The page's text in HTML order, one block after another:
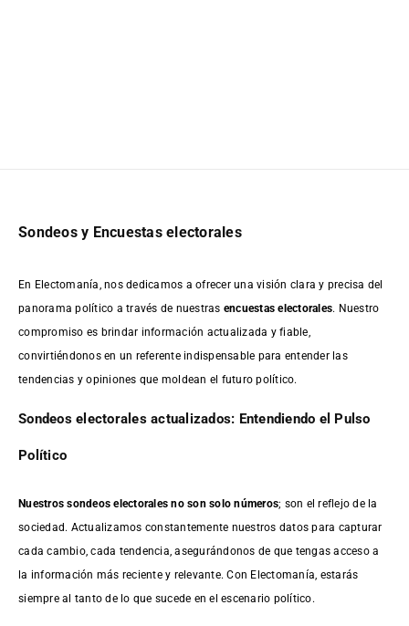
Sondeos y Encuestas electorales
En Electomanía, nos dedicamos a ofrecer una visión clara y precisa del
panorama político a través de nuestras encuestas electorales. Nuestro
compromiso es brindar información actualizada y fiable,
convirtiéndonos en un referente indispensable para entender las
tendencias y opiniones que moldean el futuro político.
Sondeos electorales actualizados: Entendiendo el Pulso
Político
Nuestros sondeos electorales no son solo números; son el reflejo de la
sociedad. Actualizamos constantemente nuestros datos para capturar
cada cambio, cada tendencia, asegurándonos de que tengas acceso a
la información más reciente y relevante. Con Electomanía, estarás
siempre al tanto de lo que sucede en el escenario político.